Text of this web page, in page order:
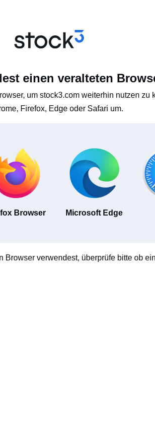
einen veralteten
um stock3.com weiterhin nutzen zu
Firefox, Edge oder Safari um.
Browser Microsoft Edge
Browser verwendest, überprüfe bitte ob